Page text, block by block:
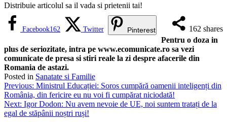
Distribuie articolul sa il vada si prietenii tai!
162 shares
Facebook162 Twitter Pinterest
Pentru o doza in
plus de seriozitate, intra pe www.ecomunicate.ro sa vezi
comunicate de presa si stiri reale la zi despre afacerile din
Romania de astazi.
Posted in Sanatate si Familie
Navigare
în
articole
Previous: Ministrul Educației: Soros cumpără oamenii inteligenți din
România, din fericire eu nu voi fi cumpărat niciodată!
Next: Igor Dodon: Nu avem nevoie de UE, noi suntem tratați de la
egal de stăpânii noștri ruși!